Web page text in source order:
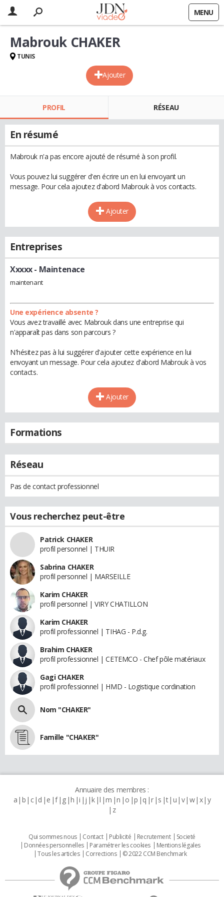
MENU
Ajouter
Mabrouk CHAKER
TUNIS
PROFIL RÉSEAU
En résumé
Mabrouk n'a pas encore ajouté de résumé à son profil.
Vous pouvez lui suggérer d'en écrire un en lui envoyant un
message. Pour cela ajoutez d'abord Mabrouk à vos contacts.
Ajouter
Entreprises
Xxxxx- Maintenace
maintenant
Une expérience absente ?
Vous avez travaillé avec Mabrouk dans une entreprise qui
n'apparaît pas dans son parcours ?
N'hésitez pas à lui suggérer d'ajouter cette expérience en lui
envoyant un message. Pour cela ajoutez d'abord Mabrouk à vos
contacts.
Ajouter
Formations
Réseau
Pas de contact professionnel
Vous recherchez peut-être
Patrick CHAKER
profil personnel | THUIR
Sabrina CHAKER
profil personnel | MARSEILLE
Karim CHAKER
profil personnel | VIRY CHATILLON
Karim CHAKER
profil professionnel | TIHAG - P.d.g.
Brahim CHAKER
profil professionnel | CETEMCO - Chef pôle matériaux
Gagi CHAKER
profil professionnel | HMD - Logistique cordination
Nom "CHAKER"
Famille "CHAKER"
Annuaire des membres :
a b c d e f g h i j k l m n o p q r s t u v w x y
z
Qui sommes nous Contact Publicité Recrutement
Societé
Données personnelles
Paramétrer les cookies
Mentions légales
Tous les articles
Corrections © 2022 CCM Benchmark